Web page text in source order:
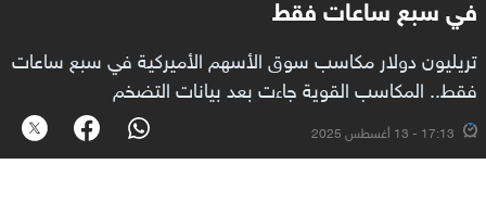
تريليون دولار مكاسب سوق الأسهم الأميركية في سبع ساعات
فقط.. المكاسب القوية جاءت بعد بيانات التضخم
17:13 - 13 أغسطس 2025